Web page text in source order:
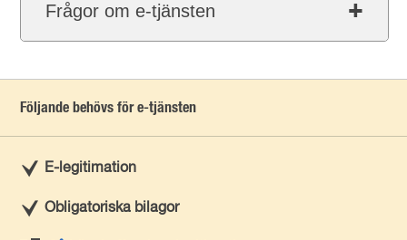
Frågor om e-tjänsten
Följande behövs för e-tjänsten
E-legitimation
Obligatoriska bilagor